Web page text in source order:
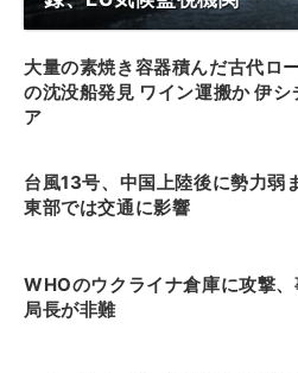
大量の素焼き容器積んだ古代ロ
の沈没船発見 ワイン運搬か 伊シ
ア
台風13号、中国上陸後に勢力弱
東部では交通に影響
WHOのウクライナ倉庫に攻撃
局長が非難